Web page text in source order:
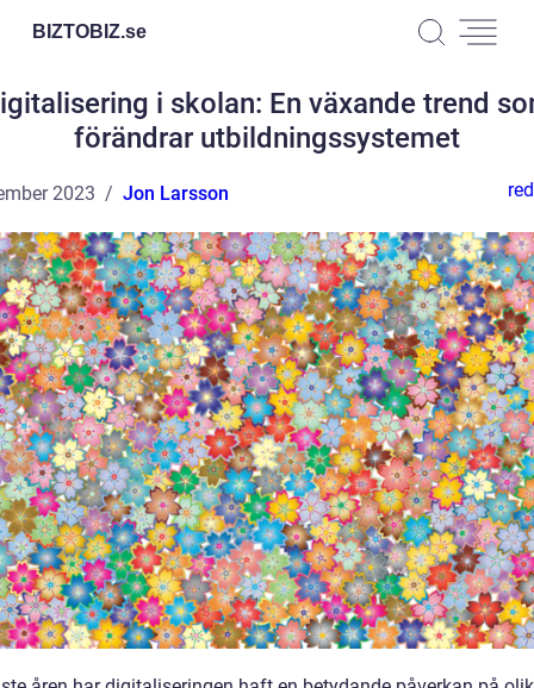
BIZTOBIZ.se
i skolan: En växande trend
förändrar utbildningssystemet
2023 Jon Larsson